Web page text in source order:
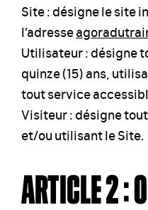
Site : désigne le site
l’adresse
Utilisateur : désigne
quinze (15) ans,
tout service
Visiteur : désigne
et/ou utilisant le Site.
ARTICLE 2 :